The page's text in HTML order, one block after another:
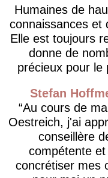
Humaines de
connaissances et
Elle est toujours
donne de
précieux pour le
Stefan
Au cours de
Oestreich, j'ai
conseillère
compétente
concrétiser mes